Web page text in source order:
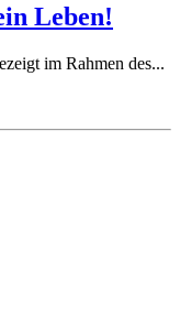
Leben!
im Rahmen des...